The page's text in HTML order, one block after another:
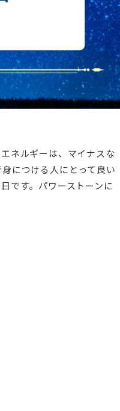
ネルギーは、マイナスな
につける人にとって良い
です。パワーストーンに